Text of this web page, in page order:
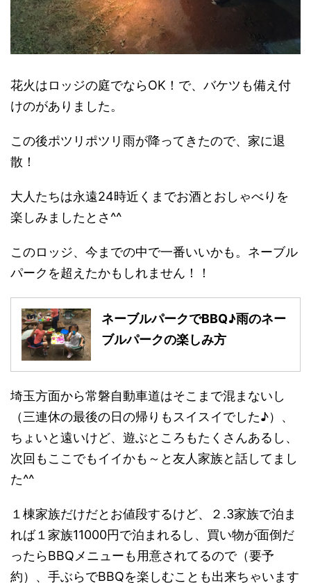
花火はロッジの庭でならOK！で、バケツも備え付
けのがありました。
この後ポツリポツリ雨が降ってきたので、家に退
散！
大人たちは永遠24時近くまでお酒とおしゃべりを
楽しみましたとさ^^
このロッジ、今までの中で一番いいかも。ネーブル
パークを超えたかもしれません！！
ネーブルパークでBBQ♪雨のネー
ブルパークの楽しみ方
埼玉方面から常磐自動車道はそこまで混まないし
（三連休の最後の日の帰りもスイスイでした♪）、
ちょいと遠いけど、遊ぶところもたくさんあるし、
次回もここでもイイかも～と友人家族と話してまし
た^^
１棟家族だけだとお値段するけど、２.3家族で泊ま
れば１家族11000円で泊まれるし、買い物が面倒だ
ったらBBQメニューも用意されてるので（要予
約）、手ぶらでBBQを楽しむことも出来ちゃいます